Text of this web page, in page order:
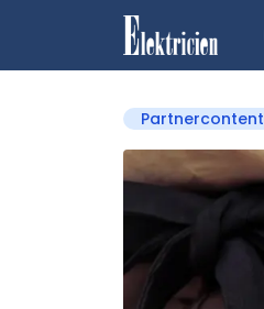
Partnercontent